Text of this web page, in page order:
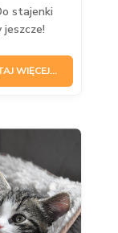
stajenki
jeszcze!
WIĘCEJ...